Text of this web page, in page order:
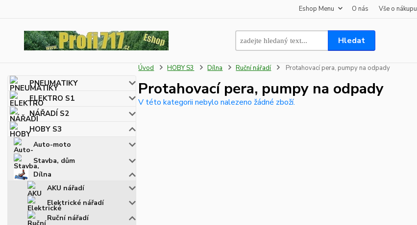
Eshop Menu O nás Vše o nákupu
Hledat
PNEUMATIKY
ELEKTRO S1
NÁŘADÍ S2
HOBY S3
Auto-moto
Stavba, dům
Dílna
AKU nářadí
Elektrické nářadí
Ruční nářadí
Úvod HOBY S3 Dílna Ruční nářadí Protahovací pera, pumpy na odpady
Protahovací pera, pumpy na odpady
V této kategorii nebylo nalezeno žádné zboží.